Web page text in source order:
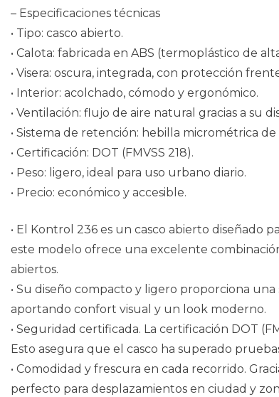
– Especificaciones técnicas
• Tipo: casco abierto.
• Calota: fabricada en ABS (termoplástico de
• Visera: oscura, integrada, con protección
• Interior: acolchado, cómodo y ergonómico.
• Ventilación: flujo de aire natural gracias a su
• Sistema de retención: hebilla micrométrica de
• Certificación: DOT (FMVSS 218).
• Peso: ligero, ideal para uso urbano diario.
• Precio: económico y accesible.
• El Kontrol 236 es un casco abierto diseñado
este modelo ofrece una excelente
abiertos.
• Su diseño compacto y ligero proporciona
aportando confort visual y un look moderno.
• Seguridad certificada. La certificación DOT
Esto asegura que el casco ha superado
• Comodidad y frescura en cada recorrido.
perfecto para desplazamientos en ciudad y